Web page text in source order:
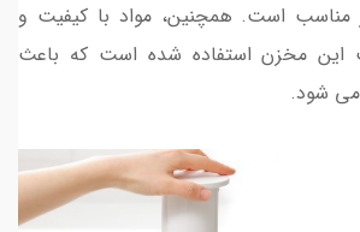
مناسب است. همچنین، مواد با کیفیت و
این مخزن استفاده شده است که باعث
می شود.